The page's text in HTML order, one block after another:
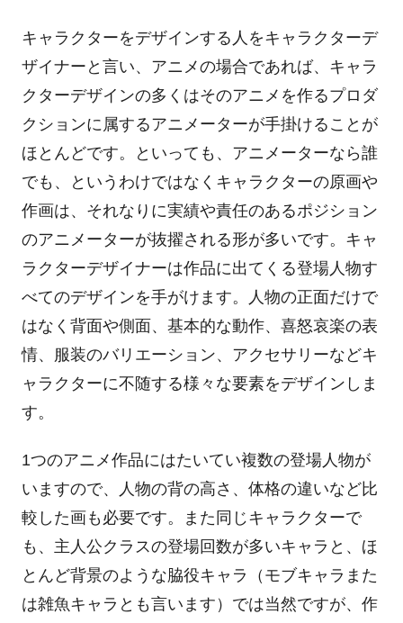
キャラクターをデザインする人をキャラクターデ
ザイナーと言い、アニメの場合であれば、キャラ
クターデザインの多くはそのアニメを作るプロダ
クションに属するアニメーターが手掛けることが
ほとんどです。といっても、アニメーターなら誰
でも、というわけではなくキャラクターの原画や
作画は、それなりに実績や責任のあるポジション
のアニメーターが抜擢される形が多いです。キャ
ラクターデザイナーは作品に出てくる登場人物す
べてのデザインを手がけます。人物の正面だけで
はなく背面や側面、基本的な動作、喜怒哀楽の表
情、服装のバリエーション、アクセサリーなどキ
ャラクターに不随する様々な要素をデザインしま
す。
1つのアニメ作品にはたいてい複数の登場人物が
いますので、人物の背の高さ、体格の違いなど比
較した画も必要です。また同じキャラクターで
も、主人公クラスの登場回数が多いキャラと、ほ
とんど背景のような脇役キャラ（モブキャラまた
は雑魚キャラとも言います）では当然ですが、作